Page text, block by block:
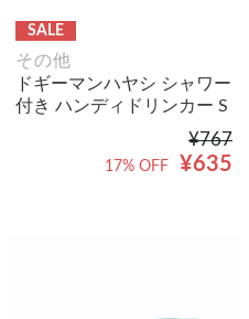
SALE
その他
ドギーマンハヤシ シャワー
付き ハンディドリンカー S
¥767
¥635
17% OFF